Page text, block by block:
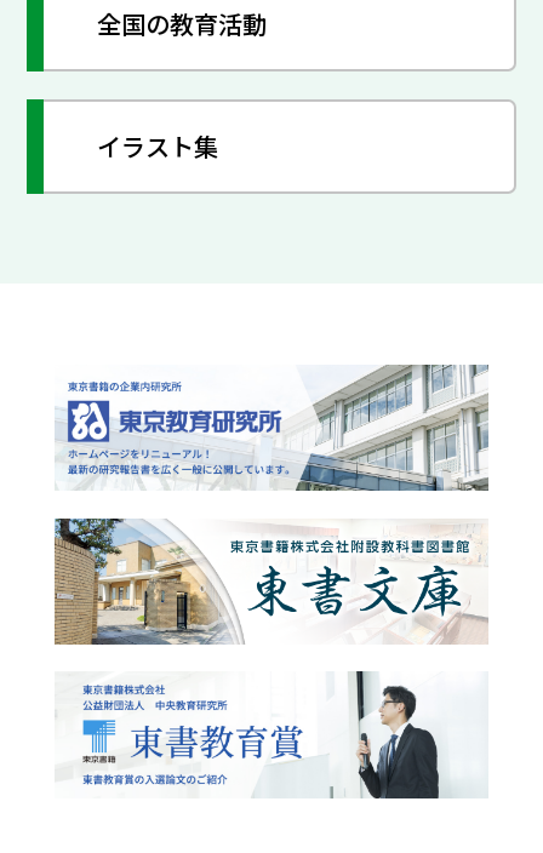
全国の教育活動
イラスト集